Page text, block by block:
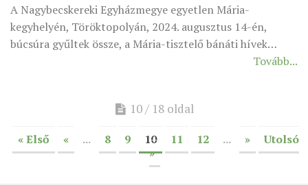
A Nagybecskereki Egyházmegye egyetlen Mária-
kegyhelyén, Töröktopolyán, 2024. augusztus 14-én,
búcsúra gyűltek össze, a Mária-tisztelő bánáti hívek…
Tovább...
10 / 18 oldal
« Első « ... 8 9 10 11 12 ... »
Utolsó
»